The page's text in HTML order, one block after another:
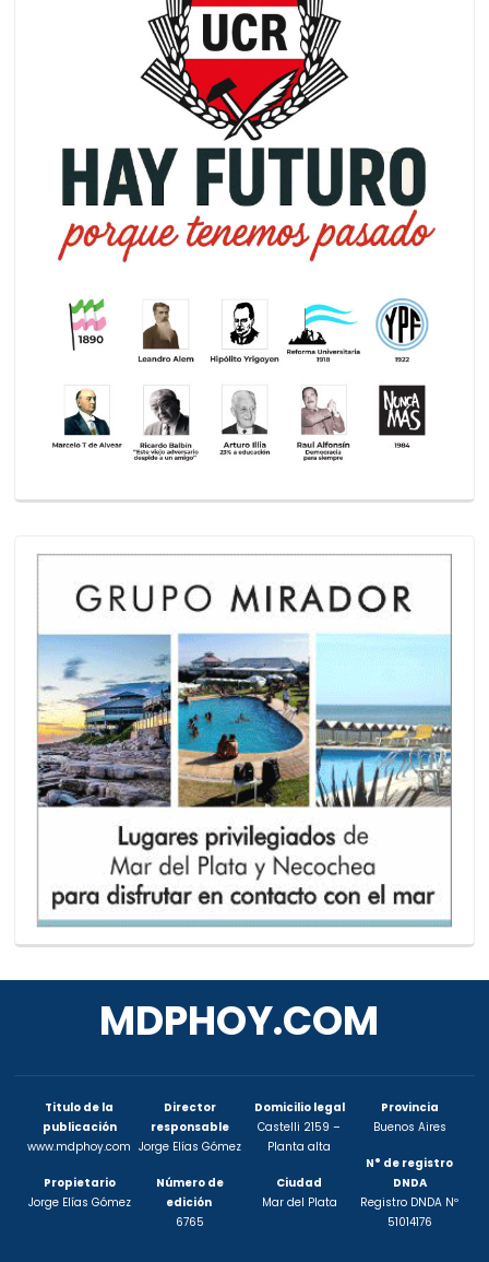
MDPHOY.COM
Titulo de la
publicación
www.mdphoy.com
Propietario
Jorge Elías Gómez
Director
responsable
Jorge Elías Gómez
Número de
edición
6765
Domicilio legal
Castelli 2159 –
Planta alta
Ciudad
Mar del Plata
Provincia
Buenos Aires
N° de registro
DNDA
Registro DNDA Nº
51014176